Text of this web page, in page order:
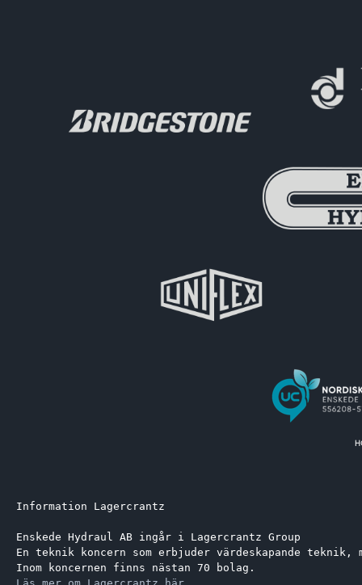
Information Lagercrantz
Enskede Hydraul AB ingår i Lagercrantz Group
En teknik koncern som erbjuder värdeskapande
Inom koncernen finns nästan 70 bolag.